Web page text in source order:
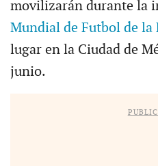
movilizarán durante la
Mundial de Futbol de la
lugar en la Ciudad de
junio.